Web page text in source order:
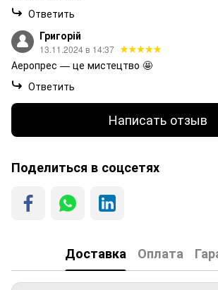
Ответить
Григорій
13.11.2024 в 14:37
Аеропрес — це мистецтво 🤩
Ответить
Написать отзыв
Поделиться в соцсетях
Доставка Оплата